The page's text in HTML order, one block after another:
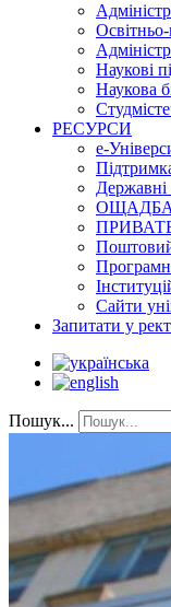
Наукові
Наукова
РЕСУРСИ
е-
Державні
Сайти
Запитати у
Пошук...